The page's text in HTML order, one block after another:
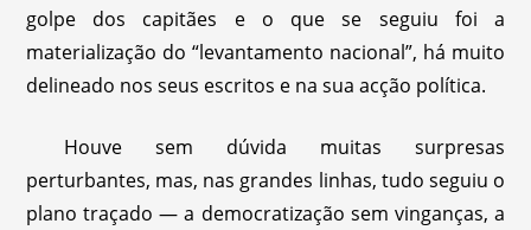
golpe dos capitães e o que se seguiu foi a
materialização do “levantamento nacional”, há muito
delineado nos seus escritos e na sua acção política.
Houve sem dúvida muitas surpresas
perturbantes, mas, nas grandes linhas, tudo seguiu o
plano traçado — a democratização sem vinganças, a